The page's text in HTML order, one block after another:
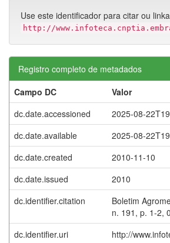
Use este identificador para citar ou
http://
Registro completo de metadados
Campo DC
Valor
dc.date.accessioned
2025-08-
dc.date.available
2025-08-
dc.date.created
2010-11-10
dc.date.issued
2010
dc.identifier.citation
Boletim
n. 191, p. 1-2,
dc.identifier.uri
http://